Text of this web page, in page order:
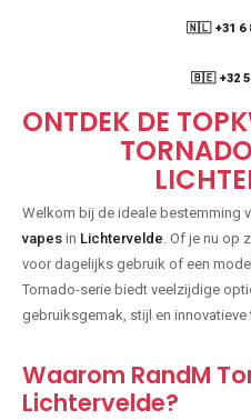
🇳🇱 +31 6
🇧🇪 +32
ONTDEK DE
Welkom bij de ideale bestemming
vapes in Lichtervelde . Of je nu op
voor dagelijks gebruik of een
Tornado-serie biedt veelzijdige
gebruiksgemak, stijl en innovatieve
Waarom RandM
Lichtervelde?